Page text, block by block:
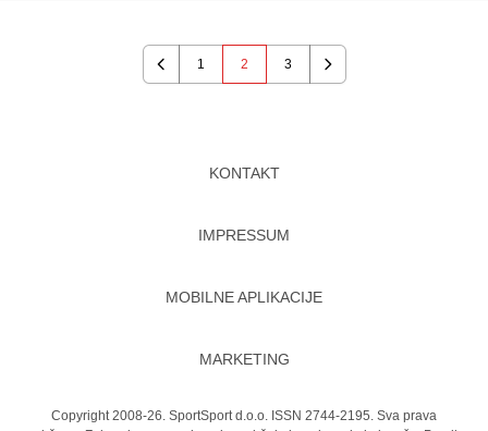
Previous
1 2 3
Next
KONTAKT
IMPRESSUM
MOBILNE APLIKACIJE
MARKETING
Copyright 2008-26. SportSport d.o.o. ISSN 2744-2195. Sva prava